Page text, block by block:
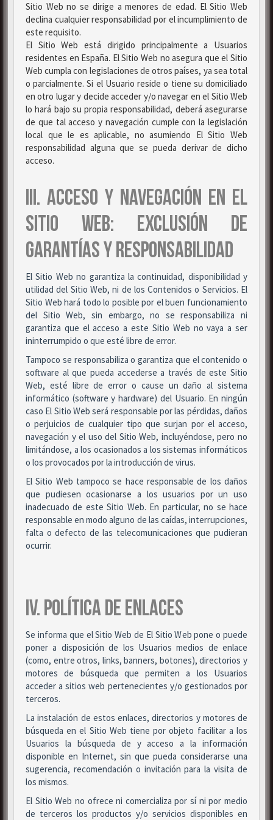
Sitio Web no se dirige a menores de edad. El Sitio Web
declina cualquier responsabilidad por el incumplimiento de
este requisito.
El Sitio Web está dirigido principalmente a Usuarios
residentes en España. El Sitio Web no asegura que el Sitio
Web cumpla con legislaciones de otros países, ya sea total
o parcialmente. Si el Usuario reside o tiene su domiciliado
en otro lugar y decide acceder y/o navegar en el Sitio Web
lo hará bajo su propia responsabilidad, deberá asegurarse
de que tal acceso y navegación cumple con la legislación
local que le es aplicable, no asumiendo El Sitio Web
responsabilidad alguna que se pueda derivar de dicho
acceso.
III. ACCESO Y NAVEGACIÓN EN EL
SITIO WEB: EXCLUSIÓN DE
GARANTÍAS Y RESPONSABILIDAD
El Sitio Web no garantiza la continuidad, disponibilidad y
utilidad del Sitio Web, ni de los Contenidos o Servicios. El
Sitio Web hará todo lo posible por el buen funcionamiento
del Sitio Web, sin embargo, no se responsabiliza ni
garantiza que el acceso a este Sitio Web no vaya a ser
ininterrumpido o que esté libre de error.
Tampoco se responsabiliza o garantiza que el contenido o
software al que pueda accederse a través de este Sitio
Web, esté libre de error o cause un daño al sistema
informático (software y hardware) del Usuario. En ningún
caso El Sitio Web será responsable por las pérdidas, daños
o perjuicios de cualquier tipo que surjan por el acceso,
navegación y el uso del Sitio Web, incluyéndose, pero no
limitándose, a los ocasionados a los sistemas informáticos
o los provocados por la introducción de virus.
El Sitio Web tampoco se hace responsable de los daños
que pudiesen ocasionarse a los usuarios por un uso
inadecuado de este Sitio Web. En particular, no se hace
responsable en modo alguno de las caídas, interrupciones,
falta o defecto de las telecomunicaciones que pudieran
ocurrir.
IV. POLÍTICA DE ENLACES
Se informa que el Sitio Web de El Sitio Web pone o puede
poner a disposición de los Usuarios medios de enlace
(como, entre otros, links, banners, botones), directorios y
motores de búsqueda que permiten a los Usuarios
acceder a sitios web pertenecientes y/o gestionados por
terceros.
La instalación de estos enlaces, directorios y motores de
búsqueda en el Sitio Web tiene por objeto facilitar a los
Usuarios la búsqueda de y acceso a la información
disponible en Internet, sin que pueda considerarse una
sugerencia, recomendación o invitación para la visita de
los mismos.
El Sitio Web no ofrece ni comercializa por sí ni por medio
de terceros los productos y/o servicios disponibles en